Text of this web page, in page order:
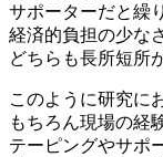
サポーターだと繰
経済的負担の少な
どちらも長所短所
このように研究に
もちろん現場の経
テーピングやサポ